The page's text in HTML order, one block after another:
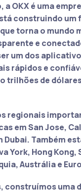
a OKX é uma
construindo um
torna o mundo
e
um dos
rápidos e
trilhões de
regionais
em San Jose,
Dubai. Também
York, Hong Kong,
Austrália e
construímos uma